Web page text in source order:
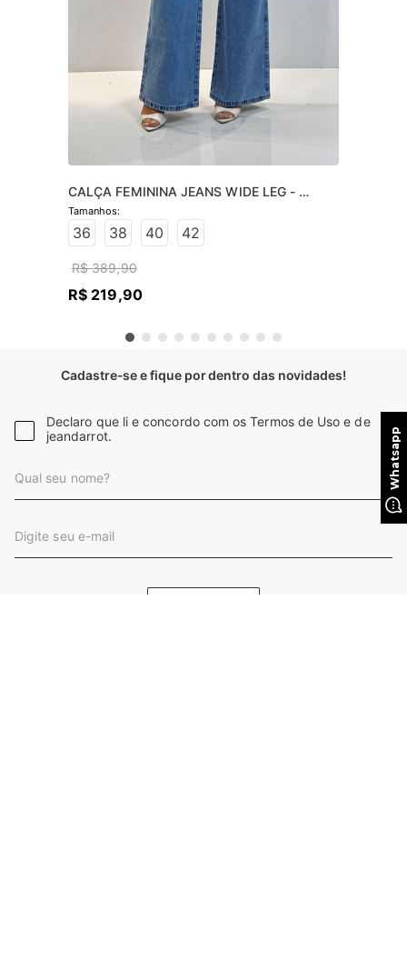
CALÇA FEMININA JEANS WIDE LEG -
JEANS CLARO
36 38 40 42
R$ 389,90
R$ 219,90
Cadastre-se e fique por dentro das novidades!
Declaro que li e concordo com os Termos de Uso e de
jeandarrot.